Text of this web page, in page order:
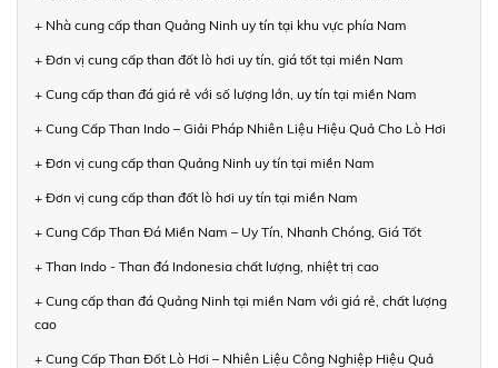
+ Nhà cung cấp than Quảng Ninh uy tín tại khu vực phía Nam
+ Đơn vị cung cấp than đốt lò hơi uy tín, giá tốt tại miền Nam
+ Cung cấp than đá giá rẻ với số lượng lớn, uy tín tại miền Nam
+ Cung Cấp Than Indo – Giải Pháp Nhiên Liệu Hiệu Quả Cho Lò Hơi
+ Đơn vị cung cấp than Quảng Ninh uy tín tại miền Nam
+ Đơn vị cung cấp than đốt lò hơi uy tín tại miền Nam
+ Cung Cấp Than Đá Miền Nam – Uy Tín, Nhanh Chóng, Giá Tốt
+ Than Indo - Than đá Indonesia chất lượng, nhiệt trị cao
+ Cung cấp than đá Quảng Ninh tại miền Nam với giá rẻ, chất lượng
cao
+ Cung Cấp Than Đốt Lò Hơi – Nhiên Liệu Công Nghiệp Hiệu Quả